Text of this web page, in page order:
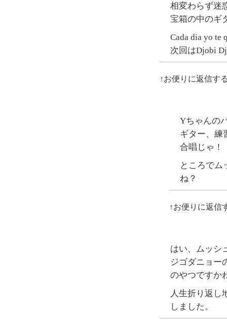
相変わらず迷
宝箱の中のギ
Cada dia yo
次回はDjobi
↑お便りに返信す
Yちゃんの
ギター、練
合唱じゃ！
ところでム
ね？
↑お便りに返信
はい、ムッシ
ジゴダニョー
のやつですか
人生折り返し
しました。